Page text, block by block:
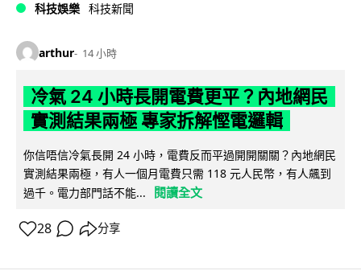
科技娛樂 科技新聞
arthur 14 小時
冷氣 24 小時長開電費更平？內地網民
實測結果兩極 專家拆解慳電邏輯
你信唔信冷氣長開 24 小時，電費反而平過開開關關？內地網民
實測結果兩極，有人一個月電費只需 118 元人民幣，有人飆到
過千。電力部門話不能...
閱讀全文
28 分享